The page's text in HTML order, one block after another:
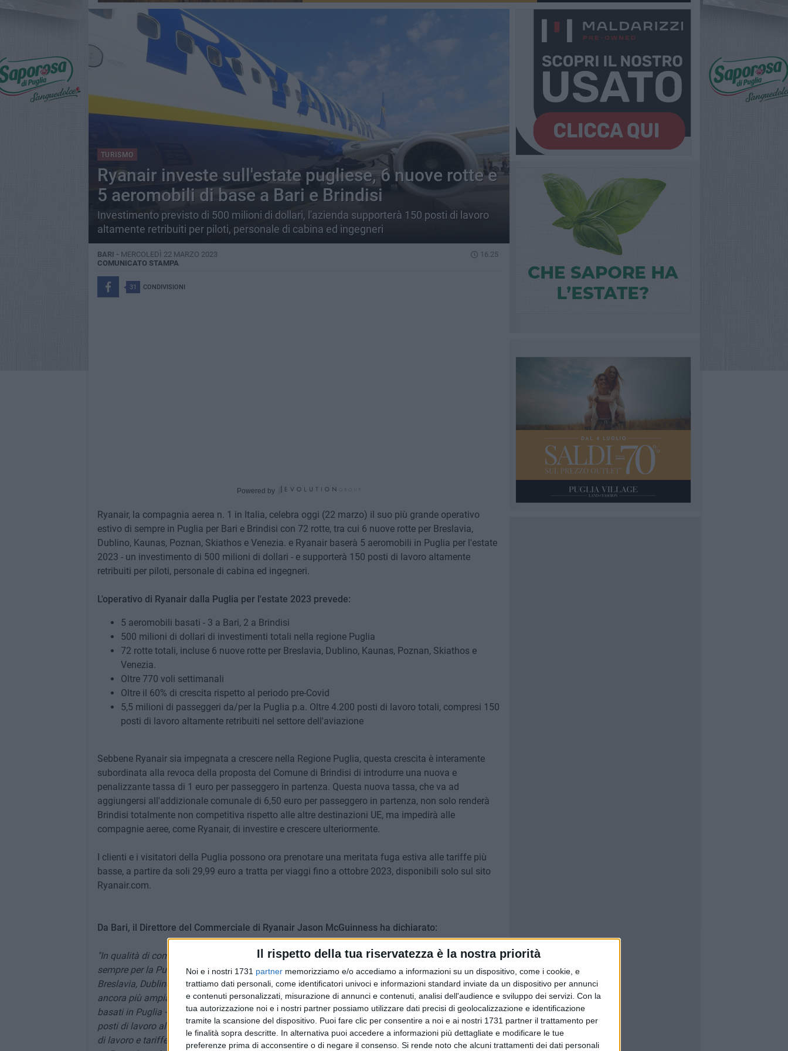
Il rispetto della tua riservatezza è la nostra priorità
Noi e i nostri 1731 partner memorizziamo e/o accediamo a informazioni su un dispositivo, come i cookie, e
trattiamo dati personali, come identificatori univoci e informazioni standard inviate da un dispositivo per annunci
e contenuti personalizzati, misurazione di annunci e contenuti, analisi dell'audience e sviluppo dei servizi. Con la
tua autorizzazione noi e i nostri partner possiamo utilizzare dati precisi di geolocalizzazione e identificazione
tramite la scansione del dispositivo. Puoi fare clic per consentire a noi e ai nostri 1731 partner il trattamento per
le finalità sopra descritte. In alternativa puoi accedere a informazioni più dettagliate e modificare le tue
preferenze prima di acconsentire o di negare il consenso. Si rende noto che alcuni trattamenti dei dati personali
TURISMO
Ryanair investe sull'estate pugliese, 6 nuove rotte e
5 aeromobili di base a Bari e Brindisi
Investimento previsto di 500 milioni di dollari, l'azienda supporterà 150 posti di lavoro
altamente retribuiti per piloti, personale di cabina ed ingegneri
BARI - MERCOLEDÌ 22 MARZO 2023
16.25
COMUNICATO STAMPA
31 CONDIVISIONI
Powered by
Ryanair, la compagnia aerea n. 1 in Italia, celebra oggi (22 marzo) il suo più grande operativo
estivo di sempre in Puglia per Bari e Brindisi con 72 rotte, tra cui 6 nuove rotte per Breslavia,
Dublino, Kaunas, Poznan, Skiathos e Venezia. e Ryanair baserà 5 aeromobili in Puglia per l'estate
2023 - un investimento di 500 milioni di dollari - e supporterà 150 posti di lavoro altamente
retribuiti per piloti, personale di cabina ed ingegneri.
L'operativo di Ryanair dalla Puglia per l'estate 2023 prevede:
5 aeromobili basati - 3 a Bari, 2 a Brindisi
500 milioni di dollari di investimenti totali nella regione Puglia
72 rotte totali, incluse 6 nuove rotte per Breslavia, Dublino, Kaunas, Poznan, Skiathos e
Venezia.
Oltre 770 voli settimanali
Oltre il 60% di crescita rispetto al periodo pre-Covid
5,5 milioni di passeggeri da/per la Puglia p.a. Oltre 4.200 posti di lavoro totali, compresi 150
posti di lavoro altamente retribuiti nel settore dell'aviazione
Sebbene Ryanair sia impegnata a crescere nella Regione Puglia, questa crescita è interamente
subordinata alla revoca della proposta del Comune di Brindisi di introdurre una nuova e
penalizzante tassa di 1 euro per passeggero in partenza. Questa nuova tassa, che va ad
aggiungersi all'addizionale comunale di 6,50 euro per passeggero in partenza, non solo renderà
Brindisi totalmente non competitiva rispetto alle altre destinazioni UE, ma impedirà alle
compagnie aeree, come Ryanair, di investire e crescere ulteriormente.
I clienti e i visitatori della Puglia possono ora prenotare una meritata fuga estiva alle tariffe più
basse, a partire da soli 29,99 euro a tratta per viaggi fino a ottobre 2023, disponibili solo sul sito
Ryanair.com.
Da Bari, il Direttore del Commerciale di Ryanair Jason McGuinness ha dichiarato:
"In qualità di compagnia aerea n. 1 in Italia, Ryanair è lieta di annunciare il più grande operativo di
sempre per la Puglia per l'estate 2023, con 6 nuove rotte verso destinazioni interessanti, tra cui
Breslavia, Dublino, Kaunas, Poznán, Skiathos e Venezia, offrendo ai clienti pugliesi una scelta
ancora più ampia per le loro vacanze estive alle tariffe più basse d'Europa.Con 5 aeromobili
basati in Puglia - che rappresentano un investimento di 500 milioni di dollari e sostengono 4,200
posti di lavoro altamente retribuiti nell'indotto - Ryanair continua a garantire più traffico, più posti
di lavoro e tariffe più basse di qualsiasi altra compagnia aerea per l'Italia ed in Europa.
Tuttavia,